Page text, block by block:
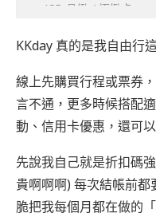
JCB 晶緻 / 極緻卡
富邦全信用卡
富邦 J 卡
富邦悍將勇士聯名卡
中信 LINE Pay 卡
中信卡
國泰蝦皮聯名卡
國泰 CUBE 卡
街口支付
KKday 真的是我自由行
線上先購買行程或票券
言不通，更多時候搭配
動、信用卡優惠，還可
先說我自己就是折扣碼
貴啊啊啊) 每次結帳前
脆把我每個月都在做的